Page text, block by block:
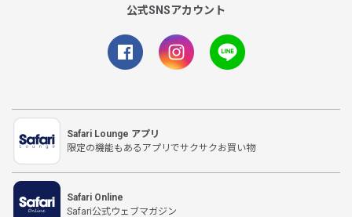
公式SNSアカウント
Safari Lounge アプリ
限定の機能もあるアプリでサクサクお買い物
Safari Online
Safari公式ウェブマガジン